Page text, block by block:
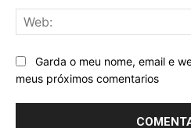
Garda o meu nome, email e
meus próximos comentarios